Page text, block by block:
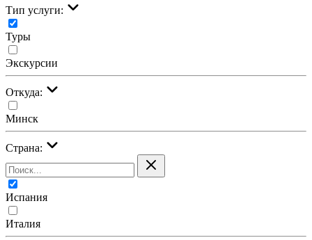
Тип услуги:
Туры
Экскурсии
Откуда:
Минск
Страна:
Испания
Италия